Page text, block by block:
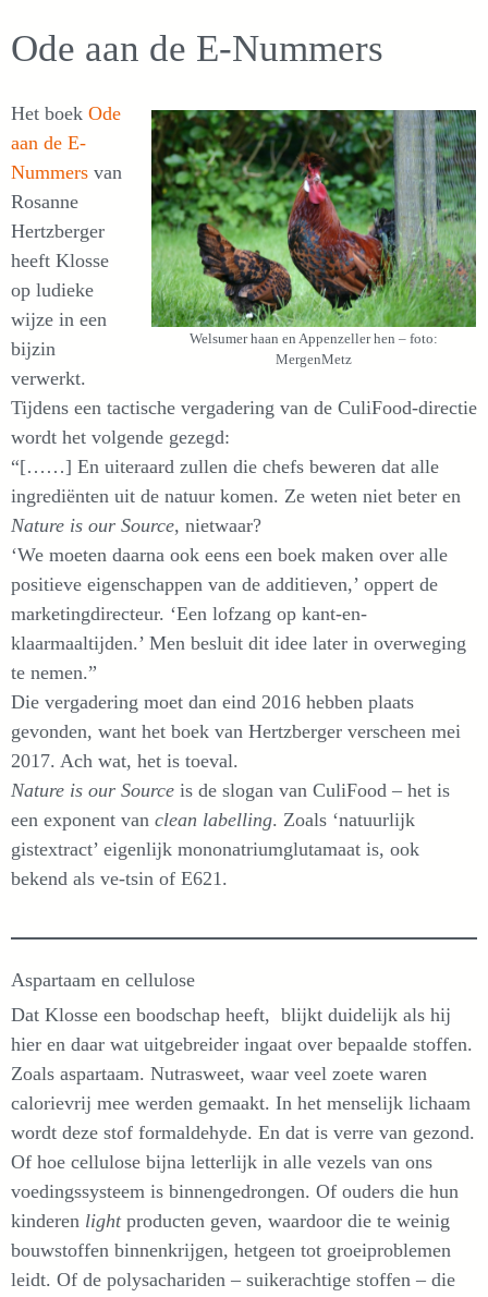
Ode aan de E-Nummers
Welsumer haan en Appenzeller hen – foto:
MergenMetz
Het boek Ode
aan de E-
Nummers van
Rosanne
Hertzberger
heeft Klosse
op ludieke
wijze in een
bijzin
verwerkt.
Tijdens een tactische vergadering van de CuliFood-directie
wordt het volgende gezegd:
“[……] En uiteraard zullen die chefs beweren dat alle
ingrediënten uit de natuur komen. Ze weten niet beter en
Nature is our Source, nietwaar?
‘We moeten daarna ook eens een boek maken over alle
positieve eigenschappen van de additieven,’ oppert de
marketingdirecteur. ‘Een lofzang op kant-en-
klaarmaaltijden.’ Men besluit dit idee later in overweging
te nemen.”
Die vergadering moet dan eind 2016 hebben plaats
gevonden, want het boek van Hertzberger verscheen mei
2017. Ach wat, het is toeval.
Nature is our Source is de slogan van CuliFood – het is
een exponent van clean labelling. Zoals ‘natuurlijk
gistextract’ eigenlijk mononatriumglutamaat is, ook
bekend als ve-tsin of E621.
Aspartaam en cellulose
Dat Klosse een boodschap heeft, blijkt duidelijk als hij
hier en daar wat uitgebreider ingaat over bepaalde stoffen.
Zoals aspartaam. Nutrasweet, waar veel zoete waren
calorievrij mee werden gemaakt. In het menselijk lichaam
wordt deze stof formaldehyde. En dat is verre van gezond.
Of hoe cellulose bijna letterlijk in alle vezels van ons
voedingssysteem is binnengedrongen. Of ouders die hun
kinderen light producten geven, waardoor die te weinig
bouwstoffen binnenkrijgen, hetgeen tot groeiproblemen
leidt. Of de polysachariden – suikerachtige stoffen – die